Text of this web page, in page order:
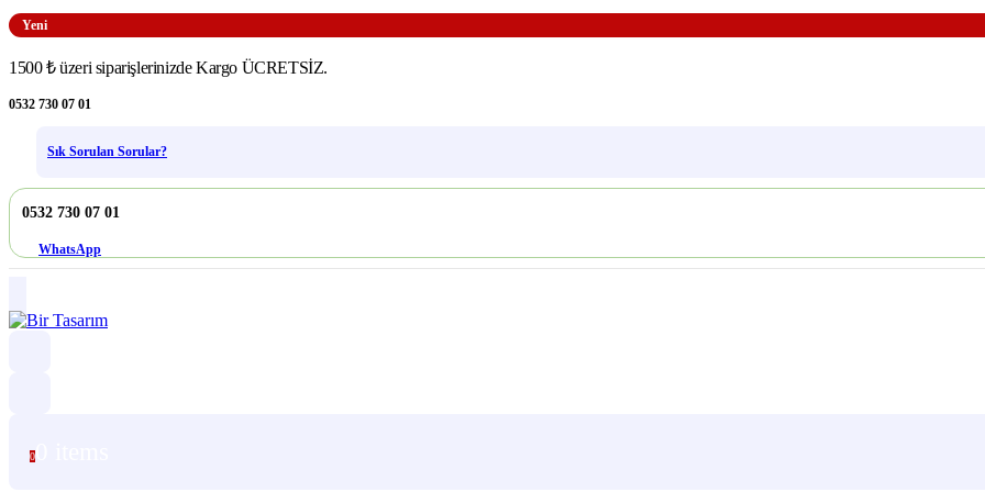
Yeni
1500 ₺ üzeri siparişlerinizde Kargo ÜCRETSİZ.
0532 730 07 01
Sık Sorulan Sorular?
0532 730 07 01
WhatsApp
0